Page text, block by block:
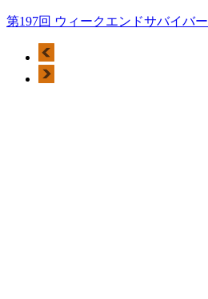
第197回 ウィークエンドサバイバー